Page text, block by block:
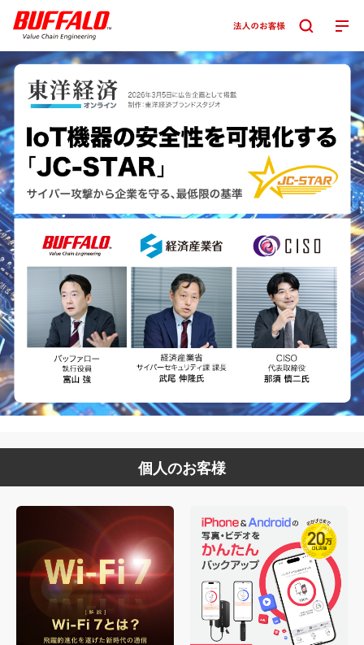
個人のお客様